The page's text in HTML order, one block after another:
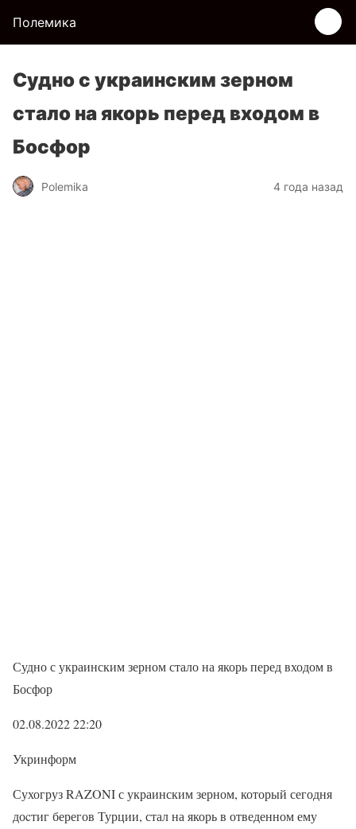
Полемика
Судно с украинским зерном
стало на якорь перед входом в
Босфор
Polemika 4 года назад
Судно с украинским зерном стало на якорь перед входом в
Босфор
02.08.2022 22:20
Укринформ
Сухогруз RAZONI с украинским зерном, который сегодня
доcтиг берегов Турции, стал на якорь в отведенном ему